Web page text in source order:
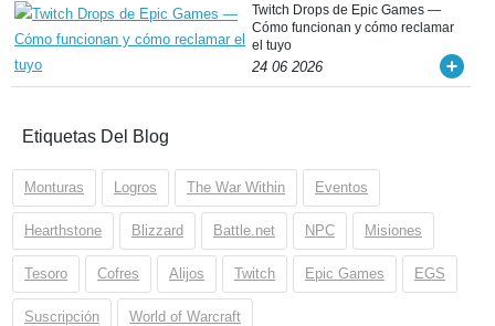
Twitch Drops de Epic Games —
Cómo funcionan y cómo reclamar
el tuyo
24 06 2026
Etiquetas Del Blog
Monturas Logros The War Within Eventos
Hearthstone Blizzard Battle.net NPC Misiones
Tesoro Cofres Alijos Twitch Epic Games EGS
Suscripción World of Warcraft